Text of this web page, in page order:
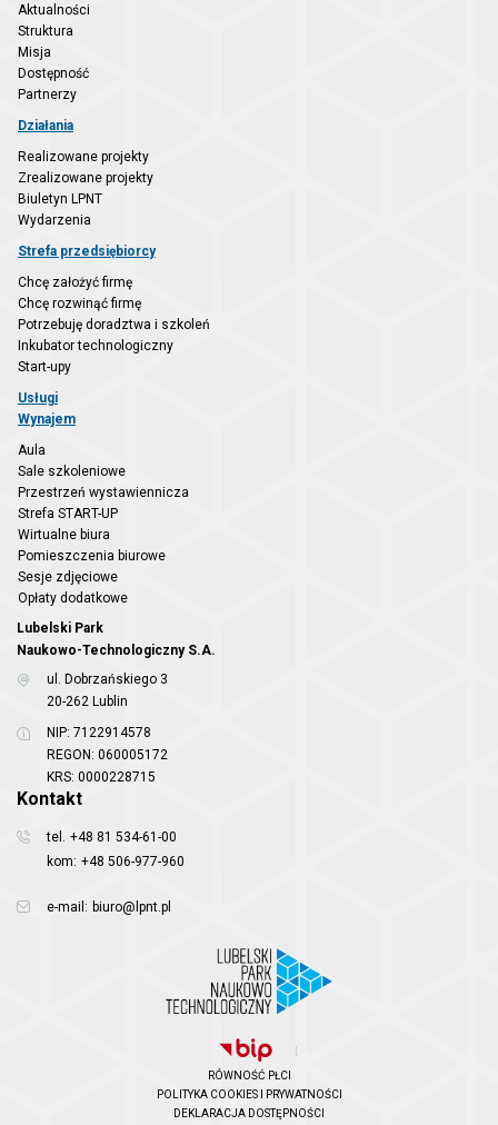
Aktualności
Struktura
Misja
Dostępność
Partnerzy
Działania
Realizowane projekty
Zrealizowane projekty
Biuletyn LPNT
Wydarzenia
Strefa przedsiębiorcy
Chcę założyć firmę
Chcę rozwinąć firmę
Potrzebuję doradztwa i szkoleń
Inkubator technologiczny
Start-upy
Usługi
Wynajem
Aula
Sale szkoleniowe
Przestrzeń wystawiennicza
Strefa START-UP
Wirtualne biura
Pomieszczenia biurowe
Sesje zdjęciowe
Opłaty dodatkowe
Lubelski Park
Naukowo-Technologiczny S.A.
ul. Dobrzańskiego 3
20-262 Lublin
NIP: 7122914578
REGON: 060005172
KRS: 0000228715
Kontakt
tel. +48 81 534-61-00
kom: +48 506-977-960
e-mail: biuro@lpnt.pl
RÓWNOŚĆ PŁCI
POLITYKA COOKIES I PRYWATNOŚCI
DEKLARACJA DOSTĘPNOŚCI